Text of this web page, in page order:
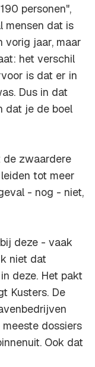
personen",
mensen dat is
vorig jaar, maar
het verschil
is dat er in
Dus in dat
dat je de boel
zwaardere
tot meer
- nog - niet,
deze - vaak
niet dat
deze. Het pakt
Kusters. De
dossiers
Ook dat